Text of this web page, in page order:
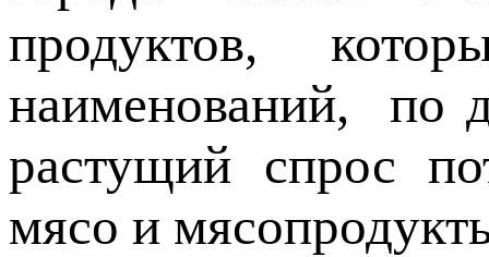
продуктов,
наименований, по
растущий спрос
мясо и